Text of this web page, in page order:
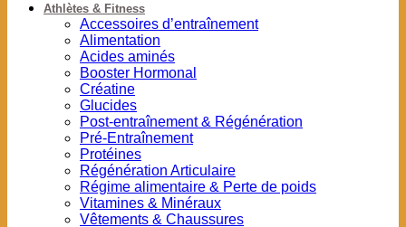
Athlètes & Fitness
Accessoires d’entraînement
Alimentation
Acides aminés
Booster Hormonal
Créatine
Glucides
Post-entraînement & Régénération
Pré-Entraînement
Protéines
Régénération Articulaire
Régime alimentaire & Perte de poids
Vitamines & Minéraux
Vêtements & Chaussures